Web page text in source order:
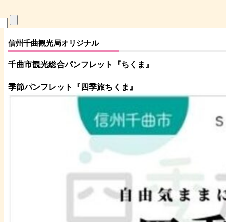
信州千曲観光局オリジナル
千曲市観光総合パンフレット 『ちくま 』
季節パンフレット『四季旅ちくま』